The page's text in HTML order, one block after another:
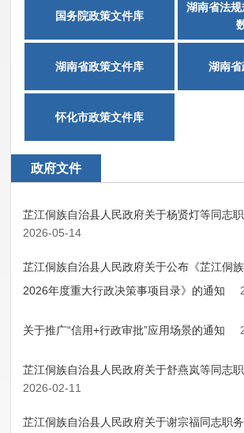
国务院政策文件库
湖南省法
湖南省政策文件库 湖南
怀化市政策文件库
政府文件
芷江侗族自治县人民政府关于杨贤灯等同志
2026-05-14
芷江侗族自治县人民政府关于公布《芷江侗
2026年度重大行政决策事项目录》的通知
关于推广“信用+行政审批”应用场景的通知
芷江侗族自治县人民政府关于舒燕岚等同志
2026-02-11
芷江侗族自治县人民政府关于谢宗福同志职